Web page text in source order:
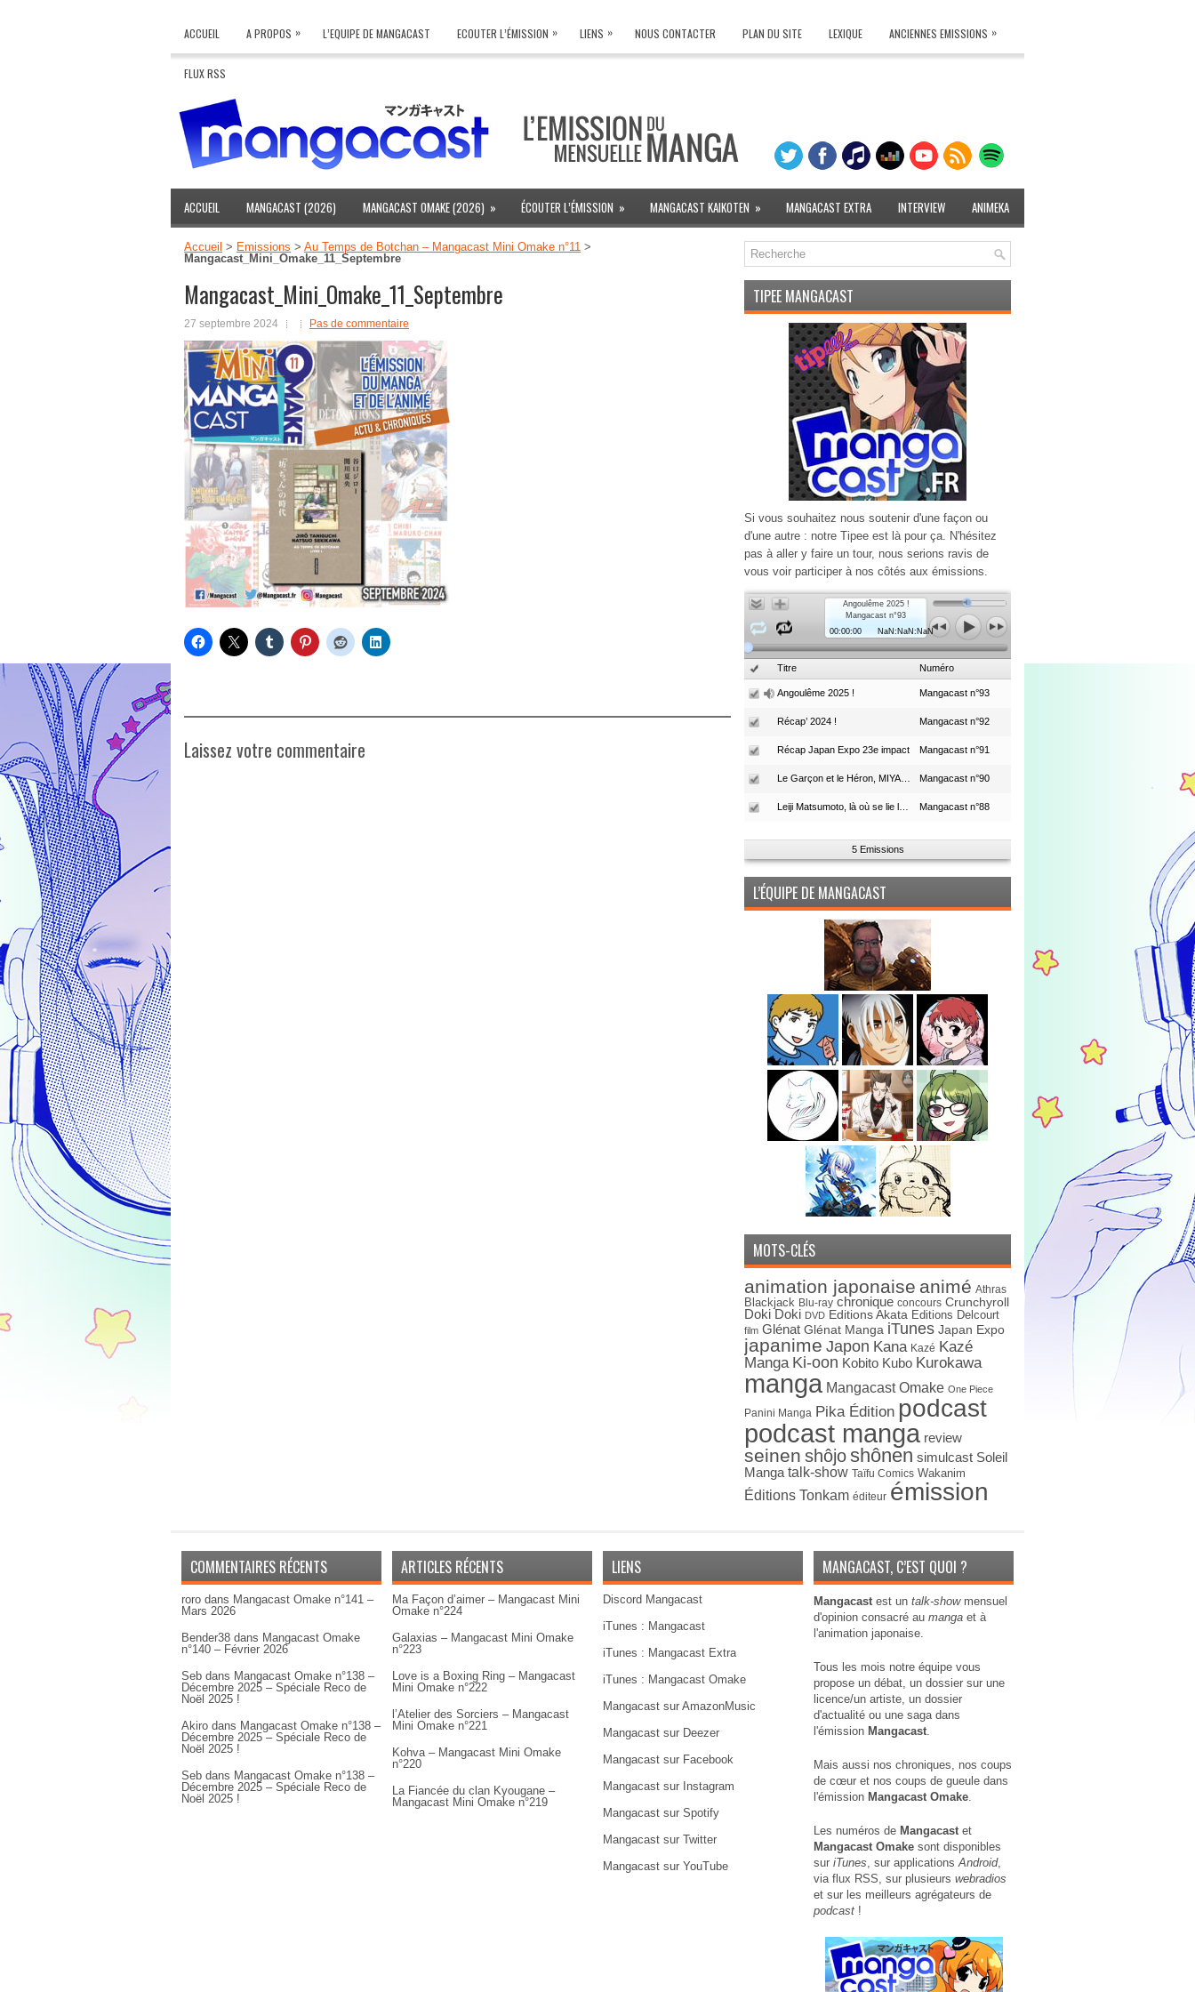
ACCUEIL A PROPOS » L’EQUIPE DE MANGACAST ECOUTER L’ÉMISSION » LIENS » NOUS CONTACTER PLAN DU SITE LEXIQUE ANCIENNES EMISSIONS »
FLUX RSS
ACCUEIL MANGACAST (2026) MANGACAST OMAKE (2026) » ÉCOUTER L’ÉMISSION » MANGACAST KAIKOTEN » MANGACAST EXTRA INTERVIEW ANIMEKA
Accueil > Emissions > Au Temps de Botchan – Mangacast Mini Omake n°11 >
Mangacast_Mini_Omake_11_Septembre
Mangacast_Mini_Omake_11_Septembre
27 septembre 2024 Pas de commentaire
Laissez votre commentaire
TIPEE MANGACAST
Si vous souhaitez nous soutenir d'une façon ou
d'une autre : notre Tipee est là pour ça. N'hésitez
pas à aller y faire un tour, nous serions ravis de
vous voir participer à nos côtés aux émissions.
Angoulême 2025 !
Mangacast n°93
00:00:00
NaN:NaN:NaN
Titre Numéro
Angoulême 2025 ! Mangacast n°93
Récap’ 2024 ! Mangacast n°92
Récap Japan Expo 23e impact Mangacast n°91
Mangacast n°90
Mangacast n°88
5 Emissions
L’ÉQUIPE DE MANGACAST
MOTS-CLÉS
animation japonaise animé Athras
Blackjack Blu-ray chronique concours Crunchyroll
Doki Doki DVD Editions Akata Editions Delcourt
film Glénat Glénat Manga iTunes Japan Expo
japanime Japon Kana Kazé Kazé
Manga Ki-oon Kobito Kubo Kurokawa
manga Mangacast Omake One Piece
Panini Manga Pika Édition podcast
podcast manga review
seinen shôjoshônen simulcast Soleil
Manga talk-show Taïfu Comics Wakanim
Éditions Tonkam éditeur émission
COMMENTAIRES RÉCENTS
roro dans Mangacast Omake n°141 –
Mars 2026
Bender38 dans Mangacast Omake
n°140 – Février 2026
Seb dans Mangacast Omake n°138 –
Décembre 2025 – Spéciale Reco de
Noël 2025 !
Akiro dans Mangacast Omake n°138 –
Décembre 2025 – Spéciale Reco de
Noël 2025 !
Seb dans Mangacast Omake n°138 –
Décembre 2025 – Spéciale Reco de
Noël 2025 !
ARTICLES RÉCENTS
Ma Façon d’aimer – Mangacast Mini
Omake n°224
Galaxias – Mangacast Mini Omake
n°223
Love is a Boxing Ring – Mangacast
Mini Omake n°222
l’Atelier des Sorciers – Mangacast
Mini Omake n°221
Kohva – Mangacast Mini Omake
n°220
La Fiancée du clan Kyougane –
Mangacast Mini Omake n°219
LIENS
Discord Mangacast
iTunes : Mangacast
iTunes : Mangacast Extra
iTunes : Mangacast Omake
Mangacast sur AmazonMusic
Mangacast sur Deezer
Mangacast sur Facebook
Mangacast sur Instagram
Mangacast sur Spotify
Mangacast sur Twitter
Mangacast sur YouTube
MANGACAST, C’EST QUOI ?
Mangacastest un talk-showmensuel
d'opinion consacré au manga et à
l'animation japonaise.
Tous les mois notre équipe vous
propose un débat, un dossier sur une
licence/un artiste, un dossier
d'actualité ou une saga dans
l'émission Mangacast.
Mais aussi nos chroniques, nos coups
de cœur et nos coups de gueule dans
l'émission Mangacast Omake.
Les numéros de Mangacastet
Mangacast Omake sont disponibles
sur iTunes, sur applicationsAndroid,
via flux RSS, sur plusieurs webradios
et sur les meilleurs agrégateurs de
podcast !